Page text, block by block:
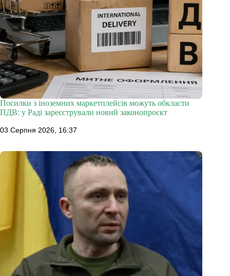
Посилки з іноземних маркетплейсів можуть обкласти
ПДВ: у Раді зареєстрували новий законопроєкт
03 Серпня 2026, 16:37